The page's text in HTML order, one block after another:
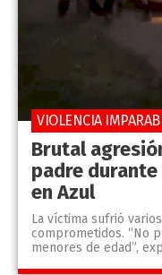
Brutal
padre durante
en Azul
La víctima sufrió
comprometidos. “No
menores de edad”,
VIOLENCIA